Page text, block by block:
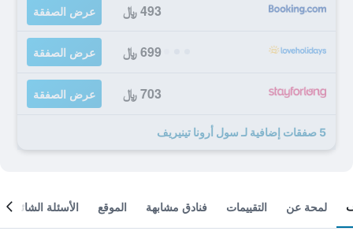
493 ﷼ عرض الصفقة
699 ﷼ عرض الصفقة
703 ﷼ عرض الصفقة
5 صفقات إضافية لـ سول أرونا تينيريف
لمحة عن التقييمات فنادق مشابهة الموقع الأسئلة الشائعة